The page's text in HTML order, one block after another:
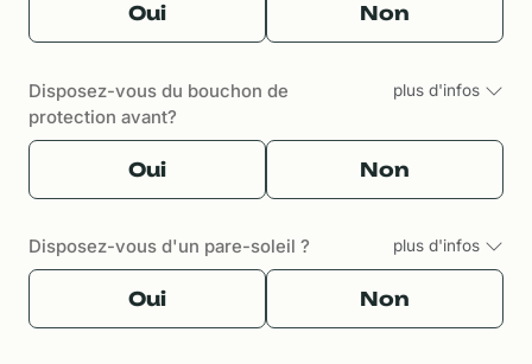
Oui Non
Disposez-vous du bouchon de
protection avant?
plus d'infos
Oui Non
Disposez-vous d'un pare-soleil ? plus d'infos
Oui Non